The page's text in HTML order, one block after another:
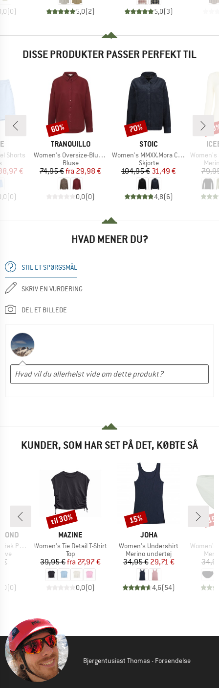
(0) 5,0(2) 5,0(3)
DISSE PRODUKTER PASSER PERFEKT TIL
Shorts
pris
€
(0)
MÆRKE
TRANQUILLO
Artikel
Women's Oversize-Bluse aus EcoVero Viskose
Produktgruppe
Bluse
Pris
74,95 € Nedsat pris
fra 29,98 €
0,0(0)
Rabat
60%
MÆRKE
STOIC
Artikel
Women's MMXX.Mora Cord Shirt
Produktgruppe
Skjorte
Pris
104,95 €Nedsat pris
31,49 €
4,8(6)
Rabat
70%
Artikel
Women's
HVAD MENER DU?
STIL ET SPØRGSMÅL
SKRIV EN VURDERING
DEL ET BILLEDE
KUNDER, SOM HAR SET PÅ DET, KØBTE SÅ
Poles
€
(0)
MÆRKE
MAZINE
Artikel
Women's Tie Detail T-Shirt
Produktgruppe
Top
Pris
39,95 € Nedsat pris
fra 27,97 €
0,0(0)
Rabat
til 30%
MÆRKE
JOHA
Artikel
Women's Undershirt
Produktgruppe
Merino undertøj
Pris
34,95 €Nedsat pris
29,71 €
4,6(54)
Rabat
15%
Artikel
Women's
Bjergentusiast Thomas - Forsendelse